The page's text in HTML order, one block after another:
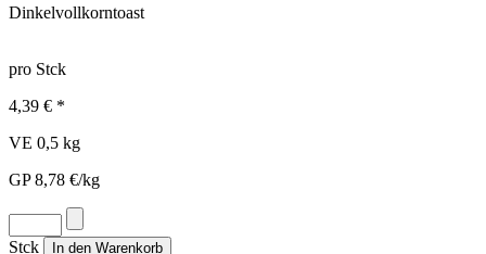
Dinkelvollkorntoast
pro Stck
4,39 € *
VE 0,5 kg
GP 8,78 €/kg
Stck